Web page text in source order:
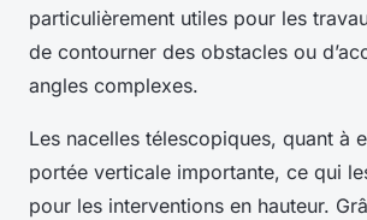
particulièrement utiles pour les
de contourner des obstacles ou
angles complexes.
Les nacelles télescopiques, quant à
portée verticale importante, ce qui
pour les interventions en hauteur.